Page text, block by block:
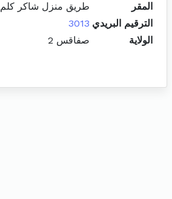
المقر
طريق منزل شاكر كلم 3 صفاقس الجنوبية
الترقيم البريدي 3013
الولاية
صفاقس 2